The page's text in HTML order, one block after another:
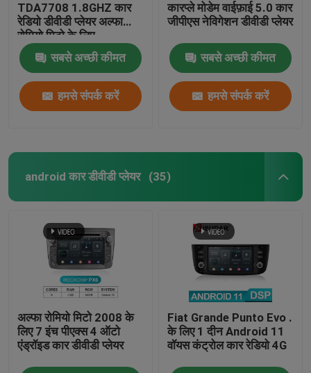
TDA7708 1.8GHZ कार
रेडियो डीवीडी प्लेयर अल्फा
रोमियो मिटो के लिए
सबसे अच्छी कीमत
हमसे संपर्क करें
कारप्ले मोडेम वाईफ़ाई 5.0 कार
जीपीएस नेविगेशन डीवीडी प्लेयर
सबसे अच्छी कीमत
हमसे संपर्क करें
android कार डीवीडी प्लेयर (35)
अल्फा रोमियो मिटो 2008 के
लिए 7 इंच पीएक्स 4 ऑटो
एंड्रॉइड कार डीवीडी प्लेयर
Fiat Grande Punto Evo .
के लिए 1 दीन Android 11
वॉयस कंट्रोल कार रेडियो 4G